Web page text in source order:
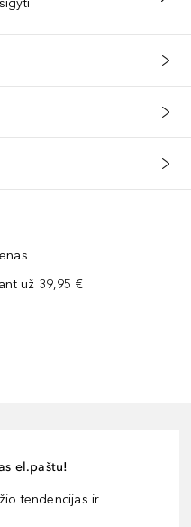
už 39,95 €
el.paštu!
tendencijas ir